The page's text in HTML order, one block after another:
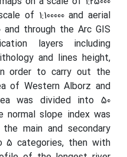
of 1:100000 and aerial
and through the Arc GIS
layers including
and lines height,
order to carry out the
of Western Alborz and
was divided into 50
slope index was
main and secondary
5 categories, then with